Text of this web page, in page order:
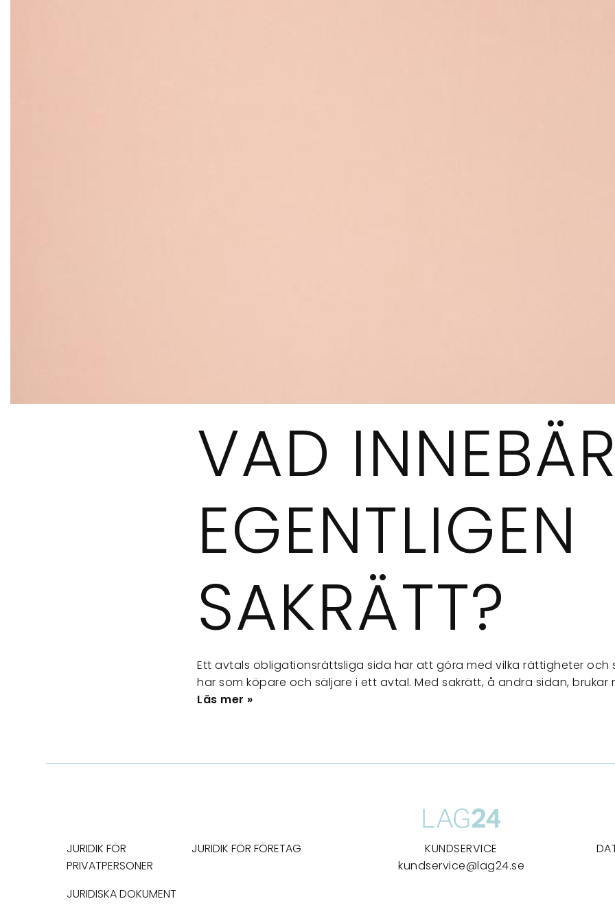
VAD
EGENTLIGEN
SAKRÄTT?
Ett avtals obligationsrättsliga sida har att göra med vilka rättigheter och
har som köpare och säljare i ett avtal. Med sakrätt, å andra sidan, brukar
Läs mer »
JURIDIK FÖR
PRIVATPERSONER
JURIDIK FÖR FÖRETAG
JURIDISKA DOKUMENT
KUNDSERVICE
kundservice@lag24.se